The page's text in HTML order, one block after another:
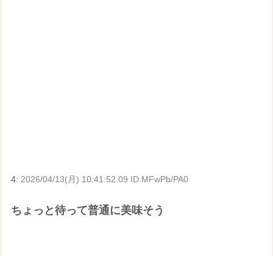
4:2026/04/13(月) 10:41:52.09 ID:MFwPb/PA0
ちょっと待って普通に美味そう